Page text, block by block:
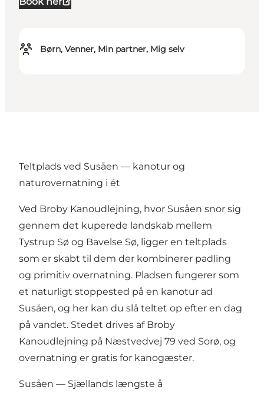
Børn, Venner, Min partner, Mig selv
Teltplads ved Susåen — kanotur og
naturovernatning i ét
Ved Broby Kanoudlejning, hvor Susåen snor sig
gennem det kuperede landskab mellem
Tystrup Sø og Bavelse Sø, ligger en teltplads
som er skabt til dem der kombinerer padling
og primitiv overnatning. Pladsen fungerer som
et naturligt stoppested på en kanotur ad
Susåen, og her kan du slå teltet op efter en dag
på vandet. Stedet drives af Broby
Kanoudlejning på Næstvedvej 79 ved Sorø, og
overnatning er gratis for kanogæster.
Susåen — Sjællands længste å